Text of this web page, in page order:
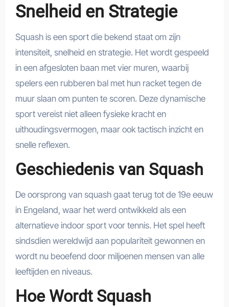
Snelheid en Strategie
Squash is een sport die bekend staat om zijn
intensiteit, snelheid en strategie. Het wordt gespeeld
in een afgesloten baan met vier muren, waarbij
spelers een rubberen bal met hun racket tegen de
muur slaan om punten te scoren. Deze dynamische
sport vereist niet alleen fysieke kracht en
uithoudingsvermogen, maar ook tactisch inzicht en
snelle reflexen.
Geschiedenis van Squash
De oorsprong van squash gaat terug tot de 19e eeuw
in Engeland, waar het werd ontwikkeld als een
alternatieve indoor sport voor tennis. Het spel heeft
sindsdien wereldwijd aan populariteit gewonnen en
wordt nu beoefend door miljoenen mensen van alle
leeftijden en niveaus.
Hoe Wordt Squash